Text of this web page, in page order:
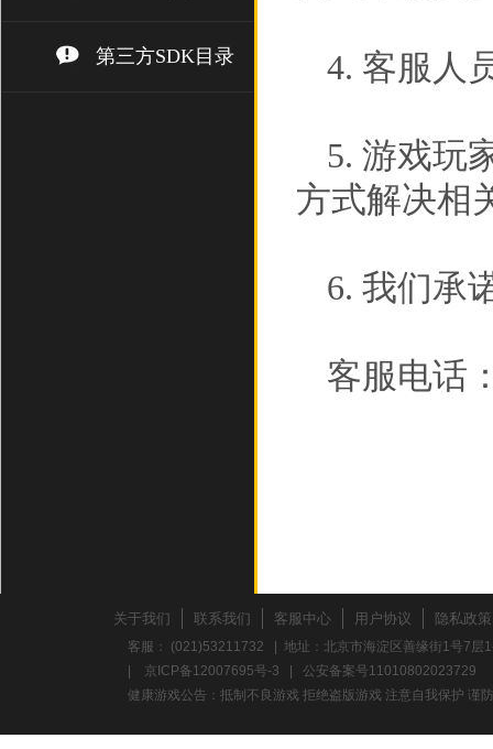
第三方SDK目录 4. 客服人
5. 游戏玩
方式解决相
6. 我们承
客服电话
关于我们 联系我们 客服中心 用户协议 隐私政策
客服： (021)53211732 | 地址：北京市海淀区善缘街1号7
京ICP备12007695号-3
公安备案号11010802023729
健康游戏公告：抵制不良游戏 拒绝盗版游戏 注意自我保护 谨